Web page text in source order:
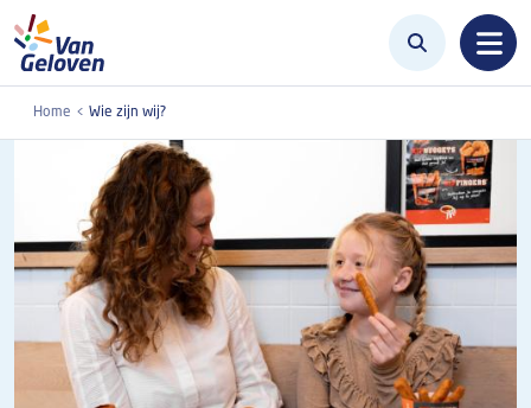
Overslaan en naar de inhoud gaan
Home Wie zijn wij?